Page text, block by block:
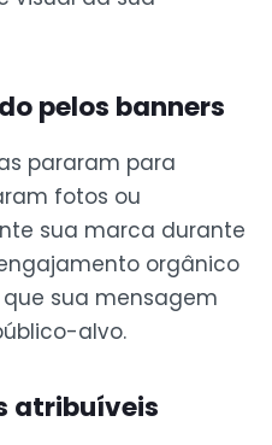
pelos banners
pararam para
fotos ou
sua marca durante
orgânico
sua mensagem
alvo.
atribuíveis